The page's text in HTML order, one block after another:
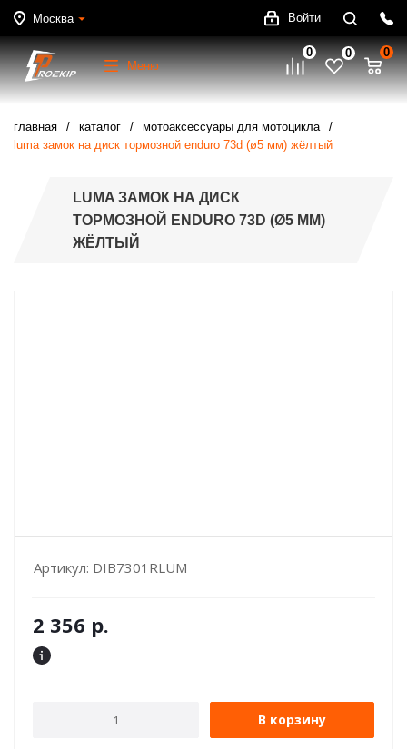
Москва Войти
Меню
0 0 0
главная каталог
мотоаксессуары для мотоцикла
luma замок на диск тормозной enduro 73d (ø5 мм) жёлтый
LUMA ЗАМОК НА ДИСК
ТОРМОЗНОЙ ENDURO 73D (Ø5 ММ)
ЖЁЛТЫЙ
Артикул: DIB7301RLUM
2 356 р.
В корзину